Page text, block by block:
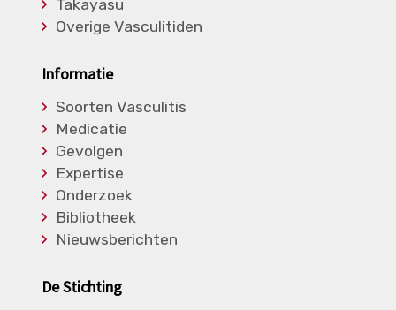
Takayasu
Overige Vasculitiden
Informatie
Soorten Vasculitis
Medicatie
Gevolgen
Expertise
Onderzoek
Bibliotheek
Nieuwsberichten
De Stichting